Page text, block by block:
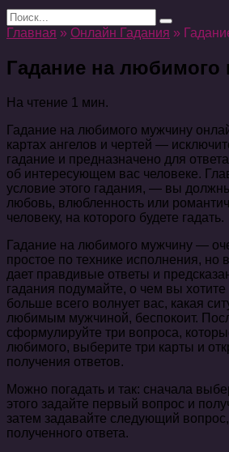
Search
for:
Главная » Онлайн Гадания »
Гадание на любимого
На чтение 1 мин.
Гадание на любимого мужчину
картах ангелов и чертей —
гадание и предназначено для
об интересующем вас человеке.
условие этого гадания, — вы
любовь, влюбленность или
человеку, на которого будете гадать.
Гадание на любимого мужчину —
простое по технике исполнения, но
дает правдивые ответы и
гадания подумайте, о чем вы хотите
больше всего волнует вас, какая
любимым мужчиной, беспокоит.
сформулируйте три вопроса,
любимого, выберите три карты и
получения ответов.
Можно погадать и так: сначала
этого задайте первый вопрос и
затем задавайте следующий
полученного ответа.